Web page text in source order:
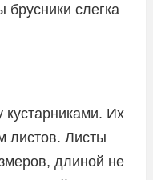
слегка
Их
листов. Листы
длиной не